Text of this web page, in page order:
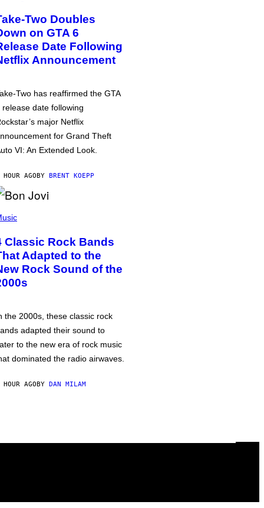
Two Doubles
on GTA 6
Date Following
Announcement
Two has reaffirmed the GTA
release date following
major Netflix
for Grand Theft
VI: An Extended Look.
HOUR AGOBY BRENT KOEPP
Classic Rock Bands
Adapted to the
Rock Sound of the
the 2000s, these classic rock
adapted their sound to
to the new era of rock music
dominated the radio airwaves.
HOUR AGOBY DAN MILAM